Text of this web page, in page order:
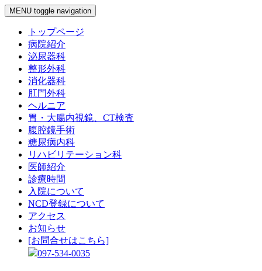
MENU toggle navigation
トップページ
病院紹介
泌尿器科
整形外科
消化器科
肛門外科
ヘルニア
胃・大腸内視鏡、CT検査
腹腔鏡手術
糖尿病内科
リハビリテーション科
医師紹介
診療時間
入院について
NCD登録について
アクセス
お知らせ
[お問合せはこちら]
097-534-0035